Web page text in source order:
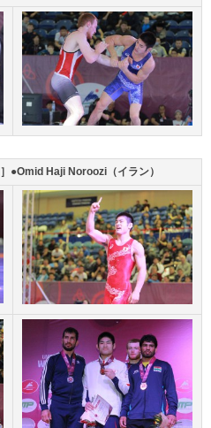
●Omid Haji Noroozi（イラン）